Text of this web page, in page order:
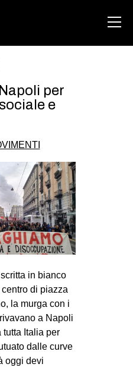
TSUNAMI
per
e
in bianco
di piazza
la murga con i
a Napoli
tutta Italia per
dalle curve
oggi devi